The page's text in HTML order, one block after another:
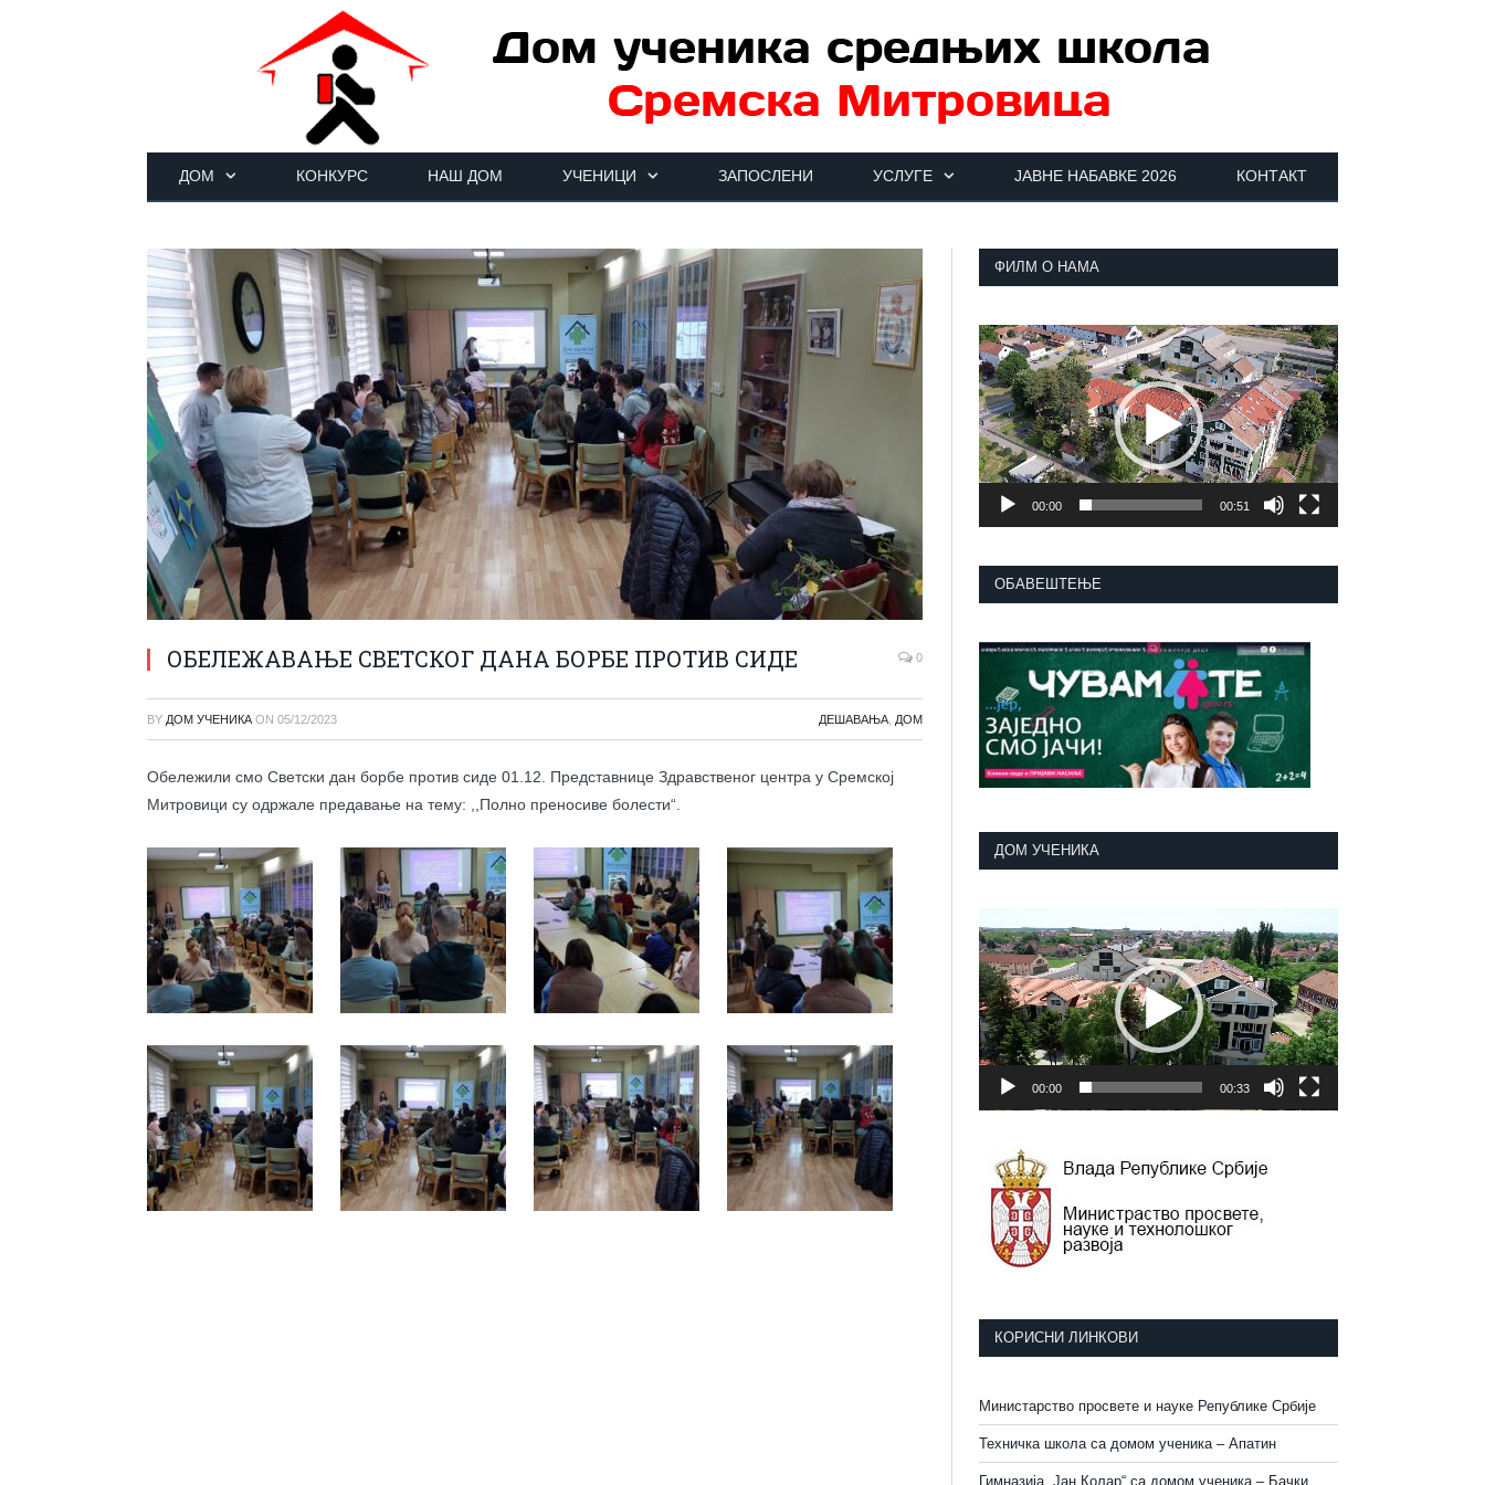
ДОМ КОНКУРС НАШ ДОМ УЧЕНИЦИ ЗАПОСЛЕНИ УСЛУГЕ ЈАВНЕ НАБАВКЕ 2026 КОНТАКТ
ОБЕЛЕЖАВАЊЕ СВЕТСКОГ ДАНА БОРБЕ ПРОТИВ СИДЕ 0
BY ДОМ УЧЕНИКА ON 05/12/2023 ДЕШАВАЊА ДОМ
Обележили смо Светски дан борбе против сиде 01.12. Представнице Здравственог центра у Сремској
Митровици су одржале предавање на тему: ,,Полно преносиве болести“.
ФИЛМ О НАМА
Прегледач
видео
записа
00:00 00:51
ОБАВЕШТЕЊЕ
ДОМ УЧЕНИКА
видео
записа
00:00 00:33
КОРИСНИ ЛИНКОВИ
Министарство просвете и науке Републике Србије
Техничка школа са домом ученика – Апатин
Гимназија „Јан Колар“ са домом ученика – Бачки